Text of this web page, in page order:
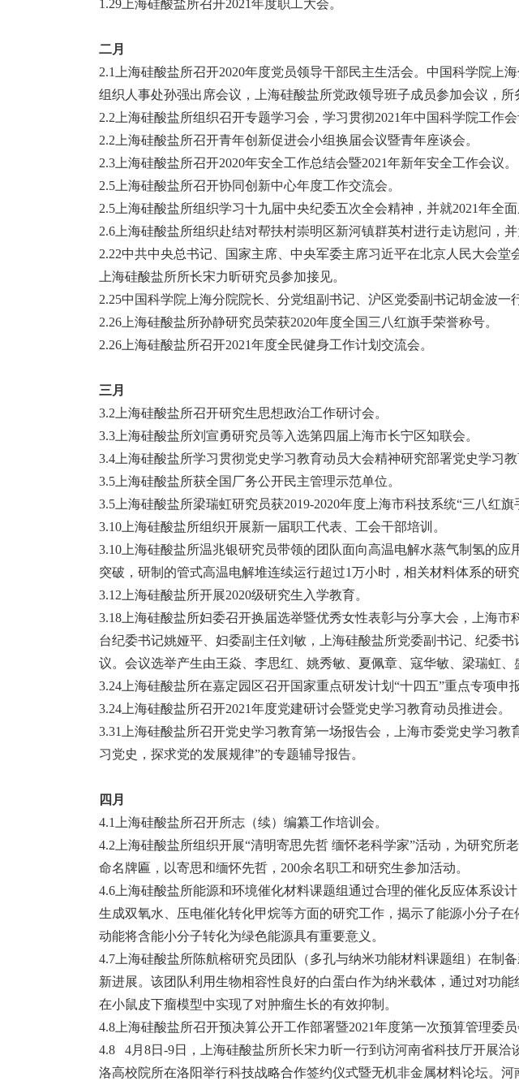
1.29上海硅酸盐所召开2021年度职工大会。
二月
2.1上海硅酸盐所召开2020年度党员领导干部民主生活会。中国科学院上
组织人事处孙强出席会议，上海硅酸盐所党政领导班子成员参加会议，所
2.2上海硅酸盐所组织召开专题学习会，学习贯彻2021年中国科学院工作会
2.2上海硅酸盐所召开青年创新促进会小组换届会议暨青年座谈会。
2.3上海硅酸盐所召开2020年安全工作总结会暨2021年新年安全工作会议。
2.5上海硅酸盐所召开协同创新中心年度工作交流会。
2.5上海硅酸盐所组织学习十九届中央纪委五次全会精神，并就2021年全
2.6上海硅酸盐所组织赴结对帮扶村崇明区新河镇群英村进行走访慰问，
2.22中共中央总书记、国家主席、中央军委主席习近平在北京人民大会
上海硅酸盐所所长宋力昕研究员参加接见。
2.25中国科学院上海分院院长、分党组副书记、沪区党委副书记胡金波一
2.26上海硅酸盐所孙静研究员荣获2020年度全国三八红旗手荣誉称号。
2.26上海硅酸盐所召开2021年度全民健身工作计划交流会。
三月
3.2上海硅酸盐所召开研究生思想政治工作研讨会。
3.3上海硅酸盐所刘宣勇研究员等入选第四届上海市长宁区知联会。
3.4上海硅酸盐所学习贯彻党史学习教育动员大会精神研究部署党史学习教
3.5上海硅酸盐所获全国厂务公开民主管理示范单位。
3.5上海硅酸盐所梁瑞虹研究员获2019-2020年度上海市科技系统“三八红旗
3.10上海硅酸盐所组织开展新一届职工代表、工会干部培训。
3.10上海硅酸盐所温兆银研究员带领的团队面向高温电解水蒸气制氢的
突破，研制的管式高温电解堆连续运行超过1万小时，相关材料体系的研
3.12上海硅酸盐所开展2020级研究生入学教育。
3.18上海硅酸盐所妇委召开换届选举暨优秀女性表彰与分享大会，上海
台纪委书记姚娅平、妇委副主任刘敏，上海硅酸盐所党委副书记、纪委
议。会议选举产生由王焱、李思红、姚秀敏、夏佩章、寇华敏、梁瑞虹
3.24上海硅酸盐所在嘉定园区召开国家重点研发计划“十四五”重点专项申
3.24上海硅酸盐所召开2021年度党建研讨会暨党史学习教育动员推进会。
3.31上海硅酸盐所召开党史学习教育第一场报告会，上海市委党史学习
习党史，探求党的发展规律”的专题辅导报告。
四月
4.1上海硅酸盐所召开所志（续）编纂工作培训会。
4.2上海硅酸盐所组织开展“清明寄思先哲 缅怀老科学家”活动，为研究
命名牌匾，以寄思和缅怀先哲，200余名职工和研究生参加活动。
4.6上海硅酸盐所能源和环境催化材料课题组通过合理的催化反应体系设
生成双氧水、压电催化转化甲烷等方面的研究工作，揭示了能源小分子
动能将含能小分子转化为绿色能源具有重要意义。
4.7上海硅酸盐所陈航榕研究员团队（多孔与纳米功能材料课题组）在制
新进展。该团队利用生物相容性良好的白蛋白作为纳米载体，通过对功
在小鼠皮下瘤模型中实现了对肿瘤生长的有效抑制。
4.8上海硅酸盐所召开预决算公开工作部署暨2021年度第一次预算管理委员
4.8 4月8日-9日，上海硅酸盐所所长宋力昕一行到访河南省科技厅开展
洛高校院所在洛阳举行科技战略合作签约仪式暨无机非金属材料论坛。